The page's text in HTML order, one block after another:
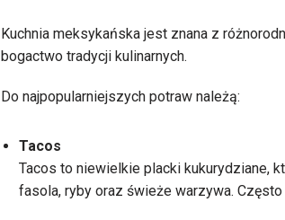
Kuchnia meksykańska jest znana z
bogactwo tradycji kulinarnych.
Do najpopularniejszych potraw należą:
Tacos
Tacos to niewielkie placki kukurydziane,
fasola, ryby oraz świeże warzywa.